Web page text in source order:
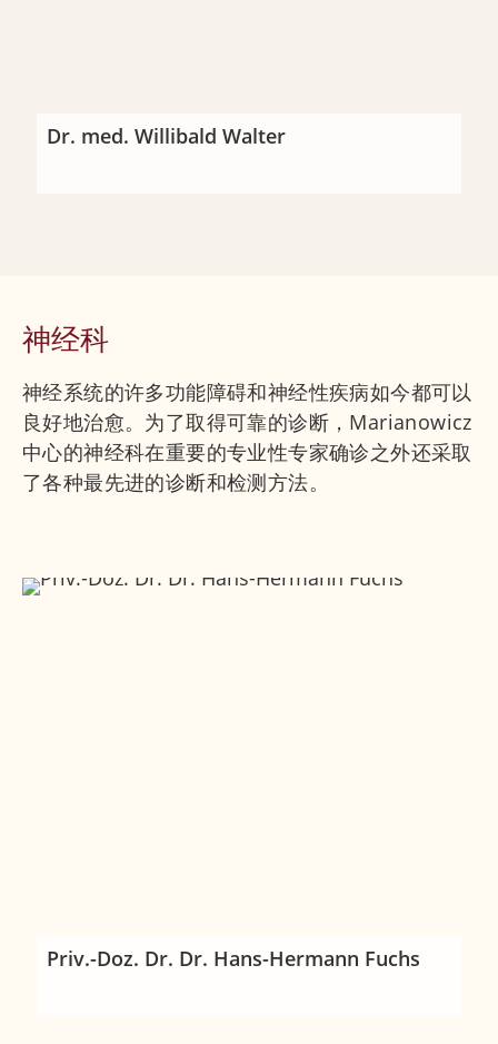
Dr. med. Willibald Walter
神经科
神经系统的许多功能障碍和神经性疾病如今都可以
良好地治愈。为了取得可靠的诊断，Marianowicz
中心的神经科在重要的专业性专家确诊之外还采取
了各种最先进的诊断和检测方法。
Priv.-Doz. Dr. Dr. Hans-Hermann Fuchs